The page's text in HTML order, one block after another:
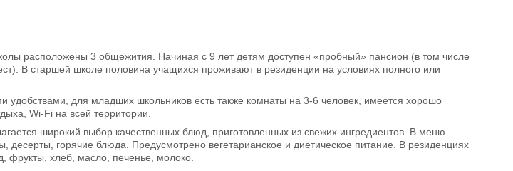
расположены 3 общежития. Начиная с 9 лет детям доступен «пробный» пансион (в том числе
В старшей школе половина учащихся проживают в резиденции на условиях полного или
для младших школьников есть также комнаты на 3-6 человек, имеется хорошо
Wi-Fi на всей территории.
широкий выбор качественных блюд, приготовленных из свежих ингредиентов. В меню
десерты, горячие блюда. Предусмотрено вегетарианское и диетическое питание. В резиденциях
фрукты, хлеб, масло, печенье, молоко.